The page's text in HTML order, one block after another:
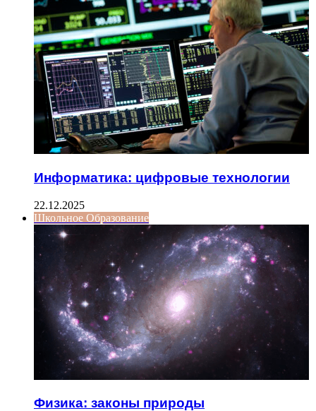
Информатика: цифровые технологии
22.12.2025
Школьное Образование
Физика: законы природы